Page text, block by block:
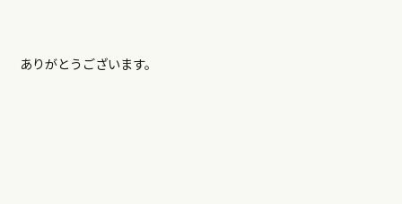
ありがとうございます。